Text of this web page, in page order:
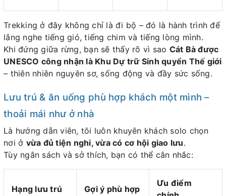
Trekking ở đây không chỉ là đi bộ – đó là hành trình để
lắng nghe tiếng gió, tiếng chim và tiếng lòng mình.
Khi đứng giữa rừng, bạn sẽ thấy rõ vì sao Cát Bà được
UNESCO công nhận là Khu Dự trữ Sinh quyển Thế giới
– thiên nhiên nguyên sơ, sống động và đầy sức sống.
Lưu trú & ăn uống phù hợp khách một mình –
thoải mái như ở nhà
Là hướng dẫn viên, tôi luôn khuyên khách solo chọn
nơi ở vừa đủ tiện nghi, vừa có cơ hội giao lưu.
Tùy ngân sách và sở thích, bạn có thể cân nhắc:
Hạng lưu trú Gợi ý phù hợp
Ưu điểm